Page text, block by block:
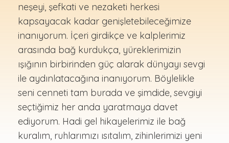
neşeyi, şefkati ve nezaketi herkesi
kapsayacak kadar genişletebileceğimize
inanıyorum. İçeri girdikçe ve kalplerimiz
arasında bağ kurdukça, yüreklerimizin
ışığının birbirinden güç alarak dünyayı sevgi
ile aydınlatacağına inanıyorum. Böylelikle
seni cenneti tam burada ve şimdide, sevgiyi
seçtiğimiz her anda yaratmaya davet
ediyorum. Hadi gel hikayelerimiz ile bağ
kuralım, ruhlarımızı ısıtalım, zihinlerimizi yeni